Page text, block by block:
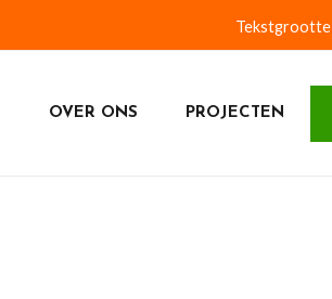
Tekstgrootte
OVER ONS PROJECTEN